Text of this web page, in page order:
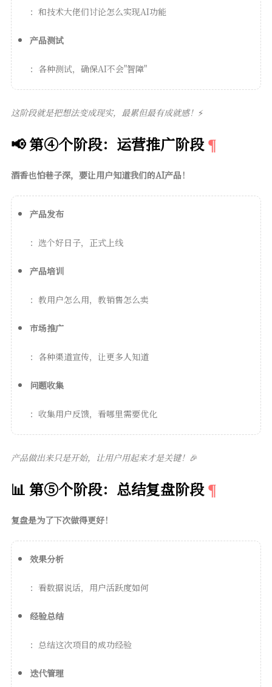
：和技术大佬们讨论怎么实现AI功能
产品测试
：各种测试，确保AI不会"智障"
这阶段就是把想法变成现实，最累但最有成就感！ ⚡
📢 第④个阶段：运营推广阶段
酒香也怕巷子深，要让用户知道我们的AI产品！
产品发布
：选个好日子，正式上线
产品培训
：教用户怎么用，教销售怎么卖
市场推广
：各种渠道宣传，让更多人知道
问题收集
：收集用户反馈，看哪里需要优化
产品做出来只是开始，让用户用起来才是关键！ 🎉
📊 第⑤个阶段：总结复盘阶段
复盘是为了下次做得更好！
效果分析
：看数据说话，用户活跃度如何
经验总结
：总结这次项目的成功经验
迭代管理